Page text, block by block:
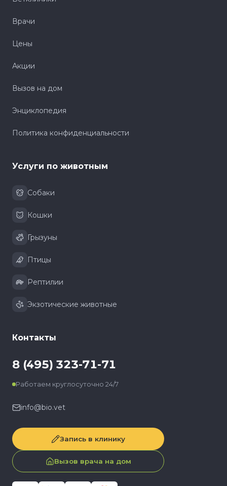
Врачи
Цены
Акции
Вызов на дом
Энциклопедия
Политика конфиденциальности
Услуги по животным
Собаки
Кошки
Грызуны
Птицы
Рептилии
Экзотические животные
Контакты
8 (495) 323-71-71
Работаем круглосуточно 24/7
info@bio.vet
Запись в клинику
Вызов врача на дом